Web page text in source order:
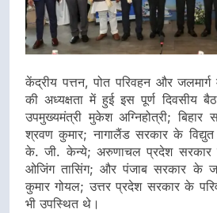
केंद्रीय पत्तन, पोत परिवहन और जलमार्ग
की अध्यक्षता में हुई इस पूर्ण दिवसीय
उपमुख्यमंत्री मुकेश अग्निहोत्री; बिहार
श्रवण कुमार; नागालैंड सरकार के
के. जी. केन्ये; अरुणाचल प्रदेश सरकार
ओजिंग तासिंग; और पंजाब सरकार के
कुमार गोयल; उत्तर प्रदेश सरकार के
भी उपस्थित थे।